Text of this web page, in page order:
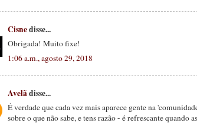
Cisnedisse...
Obrigada! Muito fixe!
1:06 a.m., agosto 29, 2018
Avelãdisse...
É verdade que cada vez mais aparece gente na
sobre o que não sabe, e tens razão - é refrescante quando